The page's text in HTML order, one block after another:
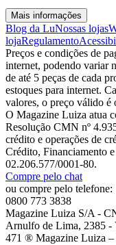
Mais informações
Blog da LuNossas lojas
lojaRegulamento
Preços e condições de
internet, podendo variar
de até 5 peças de cada
estoques para internet.
valores, o preço válido é
O Magazine Luiza atua
Resolução CMN nº
crédito e operações de
Crédito, Financiamento
02.206.577/0001-80.
Compre pelo chat
ou compre pelo telefone:
0800 773 3838
Magazine Luiza S/A -
Arnulfo de Lima, 2385 -
471 ® Magazine Luiza –